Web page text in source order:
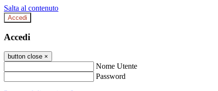
Salta al contenuto
Accedi
Accedi
button close ×
Nome Utente
Password